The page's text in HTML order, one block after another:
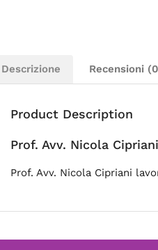
Descrizione Recensioni
Product Description
Prof. Avv. Nicola
Prof. Avv. Nicola Cipriani